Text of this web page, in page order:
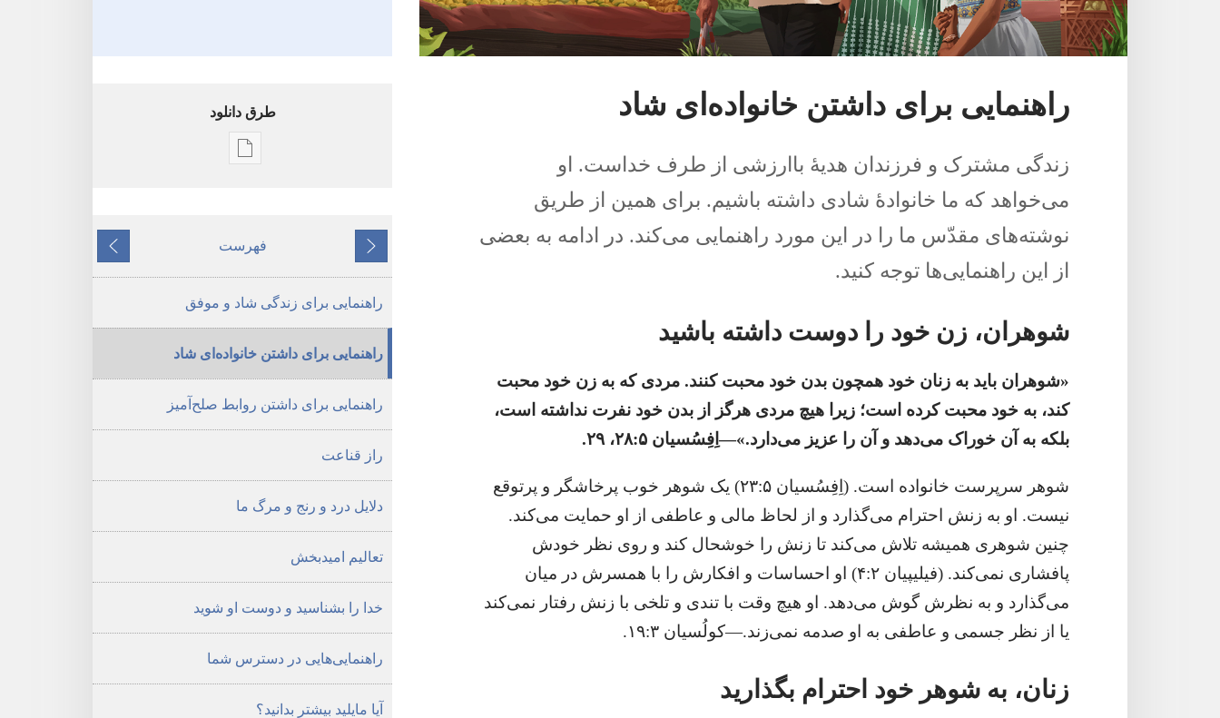
راهنمایی برای داشتن خانواده‌ای شاد
زندگی مشترک و فرزندان هدیهٔ باارزشی از طرف خداست.‏ او
می‌خواهد که ما خانوادهٔ شادی داشته باشیم.‏ برای همین از طریق
نوشته‌های مقدّس ما را در این مورد راهنمایی می‌کند.‏ در ادامه به بعضی
از این راهنمایی‌ها توجه کنید.‏
شوهران،‏ زن خود را دوست داشته باشید
‏«شوهران باید به زنان خود همچون بدن خود محبت کنند.‏ مردی که به زن خود محبت
کند،‏ به خود محبت کرده است؛‏ زیرا هیچ مردی هرگز از بدن خود نفرت نداشته است،‏
بلکه به آن خوراک می‌دهد و آن را عزیز می‌دارد.‏»—‏اِفِسُسیان ۵:‏۲۸،‏ ۲۹.‏
شوهر سرپرست خانواده است.‏ (‏اِفِسُسیان ۵:‏۲۳)‏ یک شوهر خوب پرخاشگر و پرتوقع
نیست.‏ او به زنش احترام می‌گذارد و از لحاظ مالی و عاطفی از او حمایت می‌کند.‏
چنین شوهری همیشه تلاش می‌کند تا زنش را خوشحال کند و روی نظر خودش
پافشاری نمی‌کند.‏ (‏فیلیپیان ۲:‏۴)‏ او احساسات و افکارش را با همسرش در میان
می‌گذارد و به نظرش گوش می‌دهد.‏ او هیچ وقت با تندی و تلخی با زنش رفتار نمی‌کند
یا از نظر جسمی و عاطفی به او صدمه نمی‌زند.‏—‏کولُسیان ۳:‏۱۹.‏
زنان،‏ به شوهر خود احترام بگذارید
طرق دانلود
گزینۀ
راهنمایی
برای
زندگی
شاد
و
موفق
قبلی
فهرست
بعدی
راهنمایی برای زندگی شاد و موفق
راهنمایی برای داشتن خانواده‌ای شاد
راهنمایی برای داشتن روابط صلح‌آمیز
راز قناعت
دلایل درد و رنج و مرگ ما
تعالیم امیدبخش
خدا را بشناسید و دوست او شوید
راهنمایی‌هایی در دسترس شما
آیا مایلید بیشتر بدانید؟‏